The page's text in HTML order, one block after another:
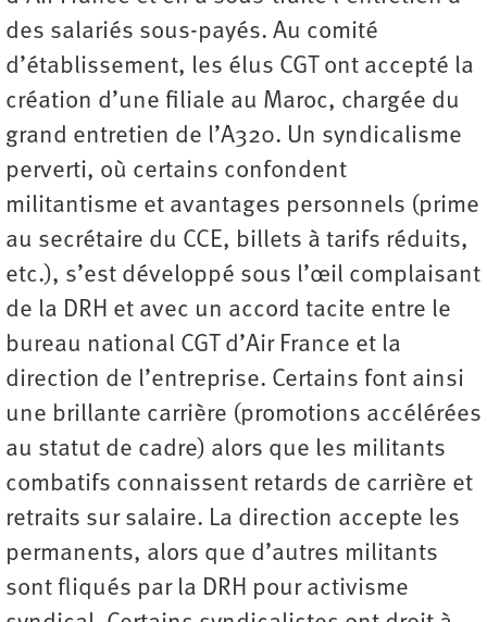
des salariés sous-payés. Au comité
d’établissement, les élus CGT ont accepté la
création d’une filiale au Maroc, chargée du
grand entretien de l’A320. Un syndicalisme
perverti, où certains confondent
militantisme et avantages personnels (prime
au secrétaire du CCE, billets à tarifs réduits,
etc.), s’est développé sous l’œil complaisant
de la DRH et avec un accord tacite entre le
bureau national CGT d’Air France et la
direction de l’entreprise. Certains font ainsi
une brillante carrière (promotions accélérées
au statut de cadre) alors que les militants
combatifs connaissent retards de carrière et
retraits sur salaire. La direction accepte les
permanents, alors que d’autres militants
sont fliqués par la DRH pour activisme